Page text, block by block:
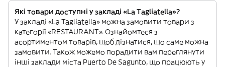
Які товари доступні у закладі «La Tagliatella»?
У закладі «La Tagliatella» можна замовити товари з
категорії «RESTAURANT». Ознайомтеся з
асортиментом товарів, щоб дізнатися, що саме можна
замовити. Також можемо порадити вам переглянути
інші заклади міста Puerto De Sagunto, що працюють у